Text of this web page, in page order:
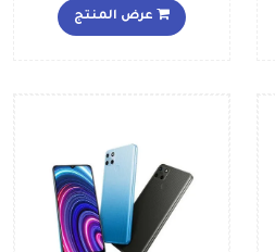
عرض المنتج